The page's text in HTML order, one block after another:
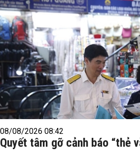
08/08/2026 08:42
Quyết tâm gỡ cảnh báo “thẻ